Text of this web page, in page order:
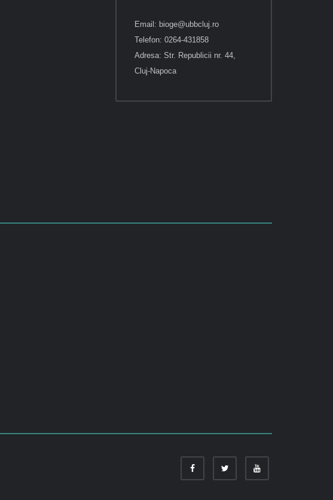
Email: bioge@ubbcluj.ro
Telefon: 0264-431858
Adresa: Str. Republicii nr. 44,
Cluj-Napoca